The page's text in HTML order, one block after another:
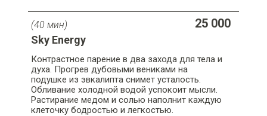
Sky Energy
25 000
Контрастное парение в два захода для тела и
духа. Прогрев дубовыми вениками на
подушке из эвкалипта снимет усталость.
Обливание холодной водой успокоит мысли.
Растирание медом и солью наполнит каждую
клеточку бодростью и легкостью.
(40 мин)